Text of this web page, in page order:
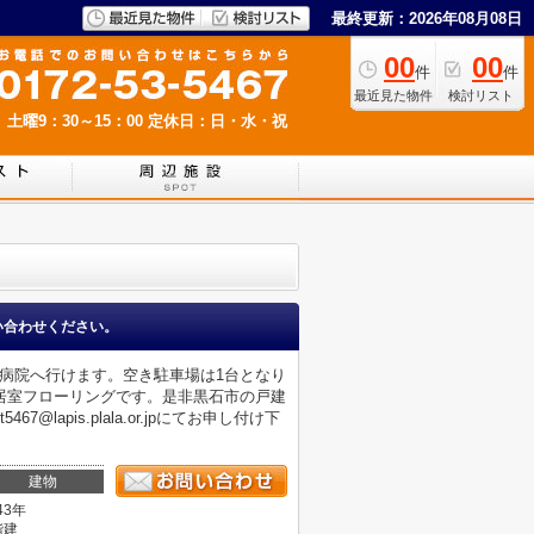
最終更新：2026年08月08日
00件
最近見た物件
00件
検討リスト
曜9：30～15：00 定休日：日・水・祝
わせください。
院へ行けます。空き駐車場は1台となり
フローリングです。是非黒石市の戸建
にてお申し付け下
建物
年
建